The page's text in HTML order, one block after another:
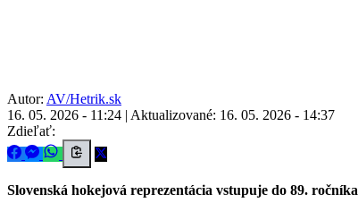
Autor: AV/Hetrik.sk
16. 05. 2026 - 11:24 | Aktualizované: 16. 05. 2026 - 14:37
Zdieľať:
Slovenská hokejová reprezentácia vstupuje do 89. ročníka